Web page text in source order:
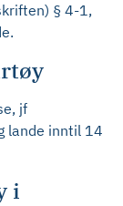
§ 4-1,
jf
lande inntil 14
i